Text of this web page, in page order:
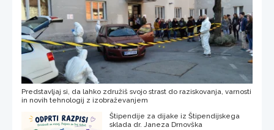
Predstavljaj si, da lahko združiš svojo strast do raziskovanja, varnosti
in novih tehnologij z izobraževanjem
Štipendije za dijake iz Štipendijskega
sklada dr. Janeza Drnovška